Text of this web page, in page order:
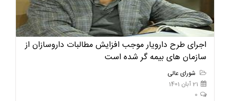
اجرای طرح دارویار موجب افزایش مطالبات داروسازان از
سازمان های بیمه گر شده است
شورای عالی
21 آبان 1401
0